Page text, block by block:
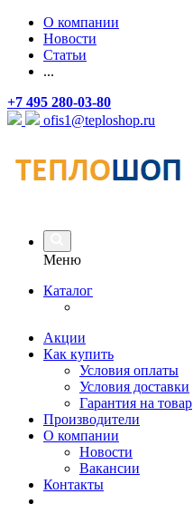
О компании
Новости
Статьи
...
+7 495 280-03-80
ofis1@teploshop.ru
Меню
Каталог
Акции
Как купить
Условия оплаты
Условия доставки
Гарантия на товар
Производители
О компании
Новости
Вакансии
Контакты